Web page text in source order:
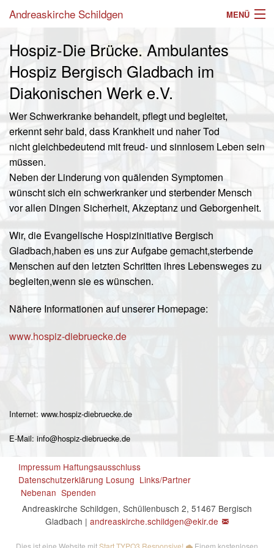
Andreaskirche Schildgen MENÜ
Angebote
Einrichtungen
Gottesdienste
Gemeinde
Mitarbeiter
Im Laufe des Lebens
Suche
Hospiz-Die Brücke. Ambulantes
Hospiz Bergisch Gladbach im
Diakonischen Werk e.V.
Wer Schwerkranke behandelt, pflegt und begleitet,
erkennt sehr bald, dass Krankheit und naher Tod
nicht gleichbedeutend mit freud- und sinnlosem Leben sein
müssen.
Neben der Linderung von quälenden Symptomen
wünscht sich ein schwerkranker und sterbender Mensch
vor allen Dingen Sicherheit, Akzeptanz und Geborgenheit.
Wir, die Evangelische Hospizinitiative Bergisch
Gladbach,haben es uns zur Aufgabe gemacht,sterbende
Menschen auf den letzten Schritten ihres Lebensweges zu
begleiten,wenn sie es wünschen.
Nähere Informationen auf unserer Homepage:
www.hospiz-diebruecke.de
Internet: www.hospiz-diebruecke.de
E-Mail: info@hospiz-diebruecke.de
Impressum Haftungsausschluss
Datenschutzerklärung Losung Links/Partner
Nebenan Spenden
Andreaskirche Schildgen, Schüllenbusch 2, 51467 Bergisch
Gladbach |andreaskirche.schildgen@ekir.de
Dies ist eine Website mitStart TYPO3 Responsive! Einem kostenlosen